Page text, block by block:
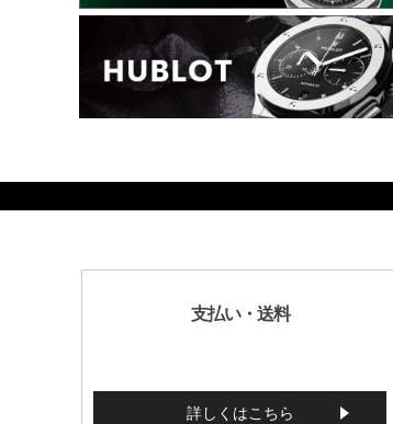
支払い・送料
詳しくはこちら